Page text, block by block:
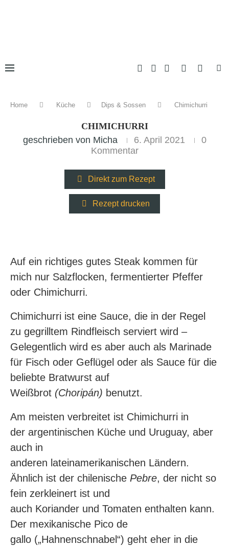
Home Küche Dips & Sossen Chimichurri
CHIMICHURRI
geschrieben von Micha 6. April 2021
0
Kommentar
Direkt zum Rezept
Rezept drucken
Auf ein richtiges gutes Steak kommen für
mich nur Salzflocken, fermentierter Pfeffer
oder Chimichurri.
Chimichurri ist eine Sauce, die in der Regel
zu gegrilltem Rindfleisch serviert wird –
Gelegentlich wird es aber auch als Marinade
für Fisch oder Geflügel oder als Sauce für die
beliebte Bratwurst auf
Weißbrot (Choripán) benutzt.
Am meisten verbreitet ist Chimichurri in
der argentinischen Küche und Uruguay, aber
auch in
anderen lateinamerikanischen Ländern.
Ähnlich ist der chilenische Pebre, der nicht so
fein zerkleinert ist und
auch Koriander und Tomaten enthalten kann.
Der mexikanische Pico de
gallo („Hahnenschnabel“) geht eher in die